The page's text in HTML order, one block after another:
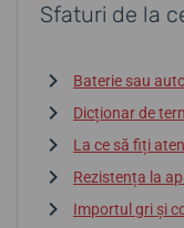
Sfaturi de la
Baterie sau
Dicționar de
La ce să fiți
Rezistența la
Importul gri și